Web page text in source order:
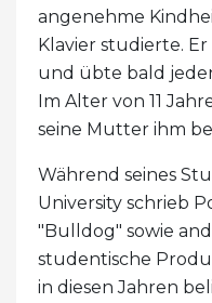
angenehme
Klavier studierte.
und übte bald
Im Alter von 11
seine Mutter ihm
Während seines
University schrieb
"Bulldog" sowie
studentische
in diesen Jahren